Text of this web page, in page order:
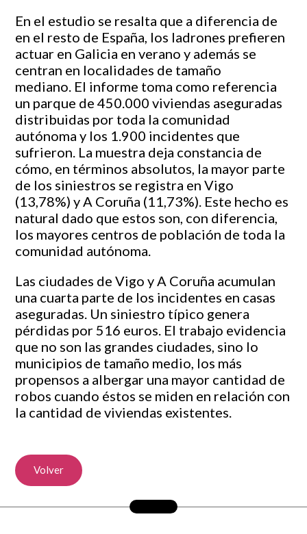
En el estudio se resalta que a diferencia de
en el resto de España, los ladrones prefieren
actuar en Galicia en verano y además se
centran en localidades de tamaño
mediano. El informe toma como referencia
un parque de 450.000 viviendas aseguradas
distribuidas por toda la comunidad
autónoma y los 1.900 incidentes que
sufrieron. La muestra deja constancia de
cómo, en términos absolutos, la mayor parte
de los siniestros se registra en Vigo
(13,78%) y A Coruña (11,73%). Este hecho es
natural dado que estos son, con diferencia,
los mayores centros de población de toda la
comunidad autónoma.
Las ciudades de Vigo y A Coruña acumulan
una cuarta parte de los incidentes en casas
aseguradas. Un siniestro típico genera
pérdidas por 516 euros. El trabajo evidencia
que no son las grandes ciudades, sino lo
municipios de tamaño medio, los más
propensos a albergar una mayor cantidad de
robos cuando éstos se miden en relación con
la cantidad de viviendas existentes.
Volver